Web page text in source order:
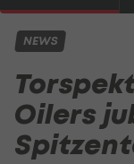
NEWS
Oilers